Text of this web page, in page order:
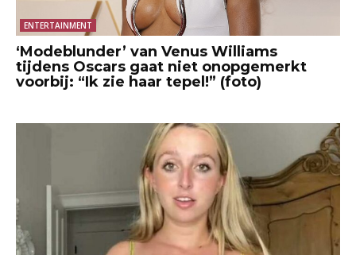
ENTERTAINMENT
‘Modeblunder’ van Venus Williams
tijdens Oscars gaat niet onopgemerkt
voorbij: “Ik zie haar tepel!” (foto)